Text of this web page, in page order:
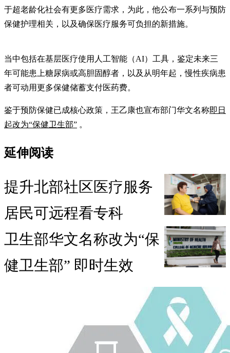
于超老龄化社会有更多医疗需求，为此，他公布一系列与预防
保健护理相关，以及确保医疗服务可负担的新措施。
当中包括在基层医疗使用人工智能（AI）工具，鉴定未来三
年可能患上糖尿病或高胆固醇者，以及从明年起，慢性疾病患
者可动用更多保健储蓄支付医药费。
鉴于预防保健已成核心政策，王乙康也宣布部门华文名称即日
起改为“保健卫生部” 。
延伸阅读
提升北部社区医疗服务
居民可远程看专科
卫生部华文名称改为“保
健卫生部” 即时生效